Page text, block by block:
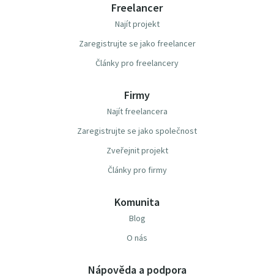
Freelancer
Najít projekt
Zaregistrujte se jako freelancer
Články pro freelancery
Firmy
Najít freelancera
Zaregistrujte se jako společnost
Zveřejnit projekt
Články pro firmy
Komunita
Blog
O nás
Nápověda a podpora